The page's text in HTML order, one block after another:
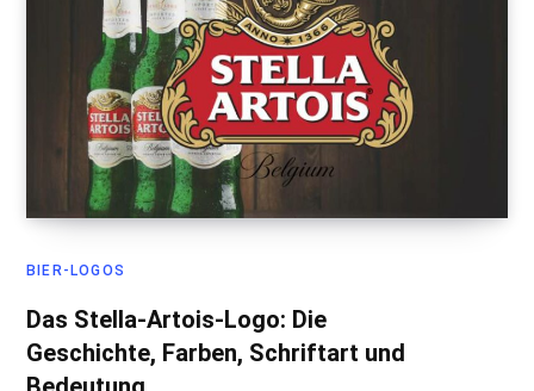
BIER-LOGOS
Das Stella-Artois-Logo: Die
Geschichte, Farben, Schriftart und